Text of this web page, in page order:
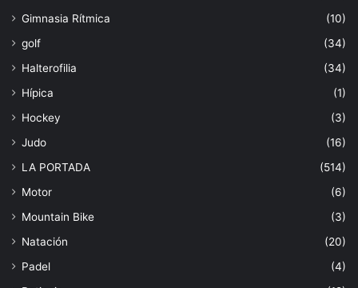
Gimnasia Rítmica
(10)
golf
(34)
Halterofilia
(34)
Hípica
(1)
Hockey
(3)
Judo
(16)
LA PORTADA
(514)
Motor
(6)
Mountain Bike
(3)
Natación
(20)
Padel
(4)